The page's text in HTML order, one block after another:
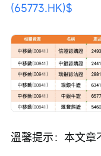
(65773.HK)$
溫馨提示：本文章